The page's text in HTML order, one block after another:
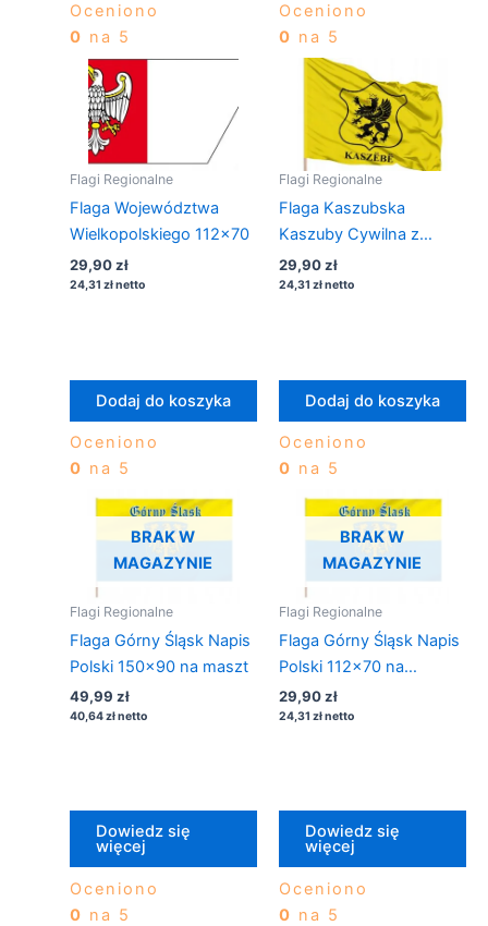
Oceniono
0 na 5
Oceniono
0 na 5
Flagi Regionalne
Flaga Województwa
Wielkopolskiego 112×70
Oceniono
0 na 5
29,90zł
24,31 złnetto
Dodaj do koszyka
Flagi Regionalne
Flaga Kaszubska
Kaszuby Cywilna z
Gryfem 112×70 na
drzewiec
Oceniono
0 na 5
29,90zł
24,31 złnetto
Dodaj do koszyka
BRAK W
MAGAZYNIE
Flagi Regionalne
Flaga Górny Śląsk Napis
Polski 150×90 na maszt
Oceniono
0 na 5
49,99 zł
40,64złnetto
Dowiedz się
więcej
BRAK W
MAGAZYNIE
Flagi Regionalne
Flaga Górny Śląsk Napis
Polski 112×70 na
drzewiec
Oceniono
0 na 5
29,90zł
24,31 złnetto
Dowiedz się
więcej